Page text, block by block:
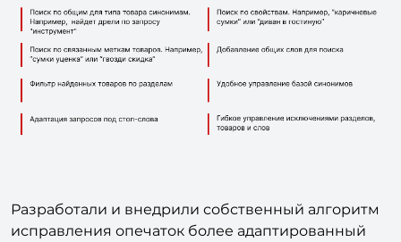
Разработали и внедрили собственный алгоритм
исправления опечаток более адаптированный